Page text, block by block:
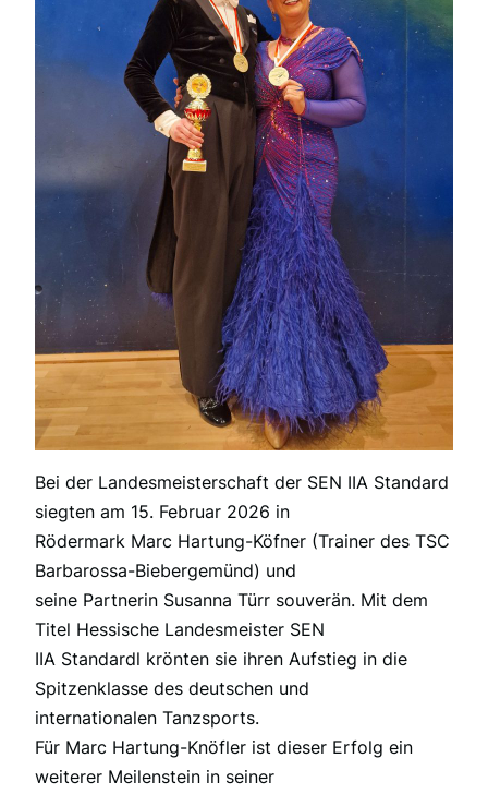
Bei der Landesmeisterschaft der SEN IIA Standard
siegten am 15. Februar 2026 in
Rödermark Marc Hartung-Köfner (Trainer des TSC
Barbarossa-Biebergemünd) und
seine Partnerin Susanna Türr souverän. Mit dem
Titel Hessische Landesmeister SEN
IIA Standardl krönten sie ihren Aufstieg in die
Spitzenklasse des deutschen und
internationalen Tanzsports.
Für Marc Hartung-Knöfler ist dieser Erfolg ein
weiterer Meilenstein in seiner